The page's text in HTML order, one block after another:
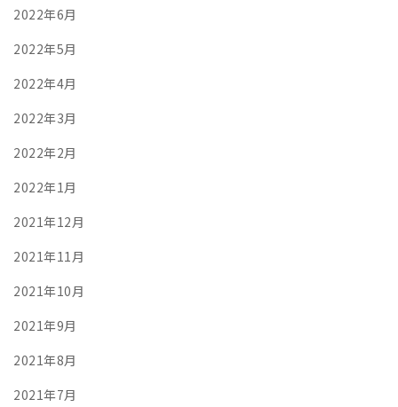
2022年6月
2022年5月
2022年4月
2022年3月
2022年2月
2022年1月
2021年12月
2021年11月
2021年10月
2021年9月
2021年8月
2021年7月